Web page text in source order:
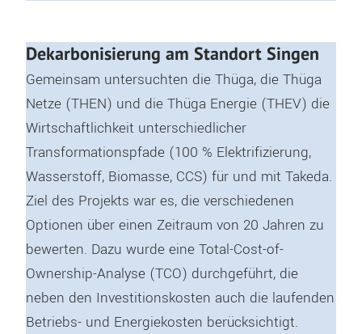
Dekarbonisierung am Standort Singen
Gemeinsam untersuchten die Thüga, die Thüga
Netze (THEN) und die Thüga Energie (THEV) die
Wirtschaftlichkeit unterschiedlicher
Transformationspfade (100 % Elektrifizierung,
Wasserstoff, Biomasse, CCS) für und mit Takeda.
Ziel des Projekts war es, die verschiedenen
Optionen über einen Zeitraum von 20 Jahren zu
bewerten. Dazu wurde eine Total-Cost-of-
Ownership-Analyse (TCO) durchgeführt, die
neben den Investitionskosten auch die laufenden
Betriebs- und Energiekosten berücksichtigt.